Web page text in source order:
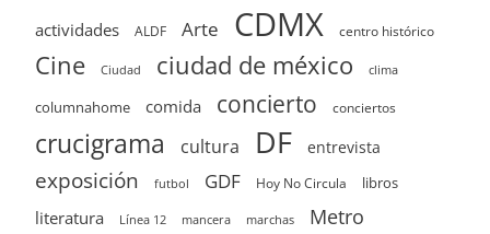
actividades ALDF Arte CDMX centro histórico
Cine Ciudad ciudad de méxico clima
columnahome comida concierto conciertos
crucigrama cultura DF entrevista
exposición futbol GDF Hoy No Circula libros
literatura Línea 12 mancera marchas Metro